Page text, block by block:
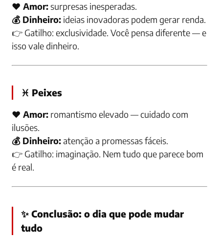
❤️ Amor:surpresas inesperadas.
💰 Dinheiro: ideias inovadoras podem gerar renda.
👉 Gatilho: exclusividade. Você pensa diferente — e
isso vale dinheiro.
♓ Peixes
❤️ Amor: romantismo elevado — cuidado com
ilusões.
💰 Dinheiro:atenção a promessas fáceis.
👉 Gatilho: imaginação. Nem tudo que parece bom
é real.
✨ Conclusão: o dia que pode mudar
tudo